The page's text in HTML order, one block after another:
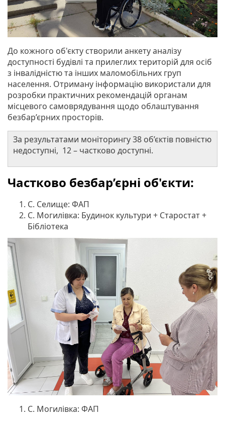
До кожного об'єкту створили анкету аналізу
доступності будівлі та прилеглих територій для осіб
з інвалідністю та інших маломобільних груп
населення. Отриману інформацію використали для
розробки практичних рекомендацій органам
місцевого самоврядування щодо облаштування
безбар’єрних просторів.
За результатами моніторингу 38 об’єктів повністю
недоступні, 12 – частково доступні.
Частково безбар’єрні об'єкти:
С. Селище: ФАП
С. Могилівка: Будинок культури + Старостат +
Бібліотека
С. Могилівка: ФАП